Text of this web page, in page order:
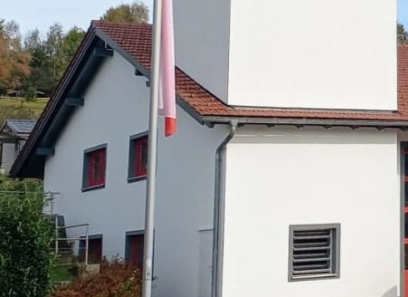
Inhalt
springen